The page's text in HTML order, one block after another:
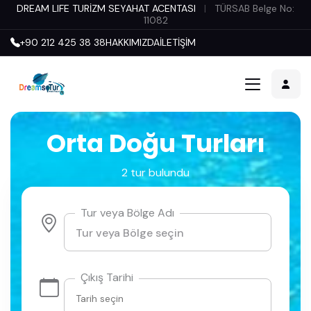
DREAM LIFE TURİZM SEYAHAT ACENTASI |
TÜRSAB Belge No:
11082
+90 212 425 38 38HAKKIMIZDAİLETİŞİM
Orta Doğu Turları
2 tur bulundu
Tur veya Bölge Adı
Çıkış Tarihi